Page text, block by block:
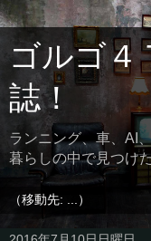
ゴルゴ４
誌！
ランニング、車、AI
暮らしの中で見つけ